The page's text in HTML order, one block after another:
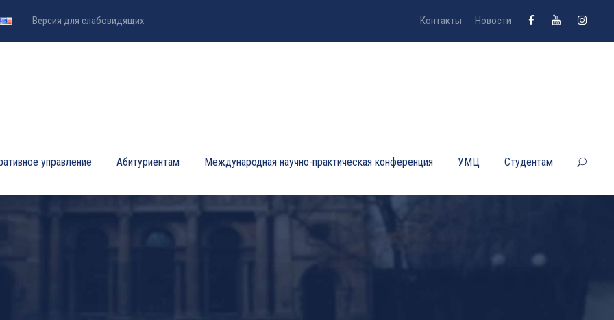
Версия для слабовидящих Контакты Новости
управление Абитуриентам Международная научно-практическая конференция УМЦ Студентам